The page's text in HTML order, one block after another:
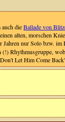
auch dieBallade von
alten, morschen
Jahren nur Solo bzw.
Rhythmusgruppe,
Let Him Come